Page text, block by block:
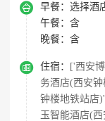
 早餐： 选择酒
午餐： 含
晚餐： 含
 住宿：
['西安
务酒店(西安
钟楼地铁站店
玉智能酒店(